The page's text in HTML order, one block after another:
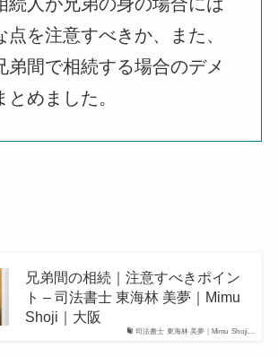
続人が兄弟の身の場合には
点を注意すべきか、また、
弟間で相続する場合のデメ
とめました。
司法書士 東海林 美夢｜Mimu Shoji…
兄弟間の相続｜注意すべきポイン
ト – 司法書士 東海林 美夢｜Mimu
Shoji｜大阪